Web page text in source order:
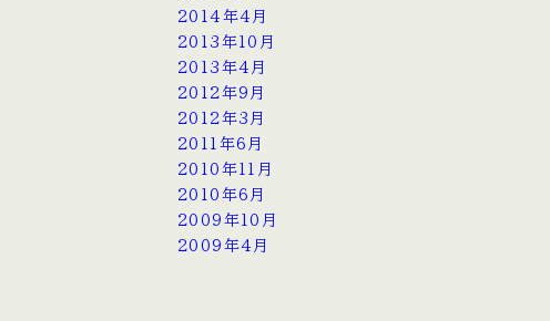
2014年4月
2013年10月
2013年4月
2012年9月
2012年3月
2011年6月
2010年11月
2010年6月
2009年10月
2009年4月